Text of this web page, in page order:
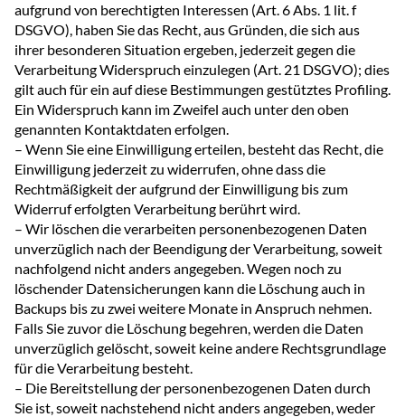
aufgrund von berechtigten Interessen (Art. 6 Abs. 1 lit. f
DSGVO), haben Sie das Recht, aus Gründen, die sich aus
ihrer besonderen Situation ergeben, jederzeit gegen die
Verarbeitung Widerspruch einzulegen (Art. 21 DSGVO); dies
gilt auch für ein auf diese Bestimmungen gestütztes Profiling.
Ein Widerspruch kann im Zweifel auch unter den oben
genannten Kontaktdaten erfolgen.
– Wenn Sie eine Einwilligung erteilen, besteht das Recht, die
Einwilligung jederzeit zu widerrufen, ohne dass die
Rechtmäßigkeit der aufgrund der Einwilligung bis zum
Widerruf erfolgten Verarbeitung berührt wird.
– Wir löschen die verarbeiten personenbezogenen Daten
unverzüglich nach der Beendigung der Verarbeitung, soweit
nachfolgend nicht anders angegeben. Wegen noch zu
löschender Datensicherungen kann die Löschung auch in
Backups bis zu zwei weitere Monate in Anspruch nehmen.
Falls Sie zuvor die Löschung begehren, werden die Daten
unverzüglich gelöscht, soweit keine andere Rechtsgrundlage
für die Verarbeitung besteht.
– Die Bereitstellung der personenbezogenen Daten durch
Sie ist, soweit nachstehend nicht anders angegeben, weder